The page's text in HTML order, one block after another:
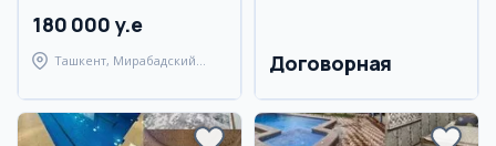
180 000 y.e
Ташкент, Мирабадский
Договорная